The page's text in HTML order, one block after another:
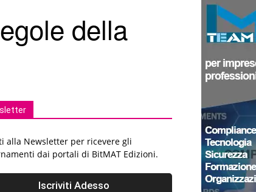
della
alla Newsletter per ricevere gli
dai portali di BitMAT Edizioni.